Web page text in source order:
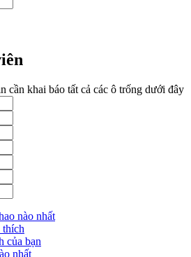
định số 2164
điều của luật cán bộ, công chức. luật
cần khai báo tất cả các ô trống dưới đây
nào nhất
thích
của bạn
nhất